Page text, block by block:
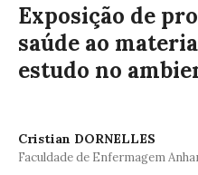
Exposição de
saúde ao
estudo no
Cristian DORNELLES
Faculdade de Enfermagem